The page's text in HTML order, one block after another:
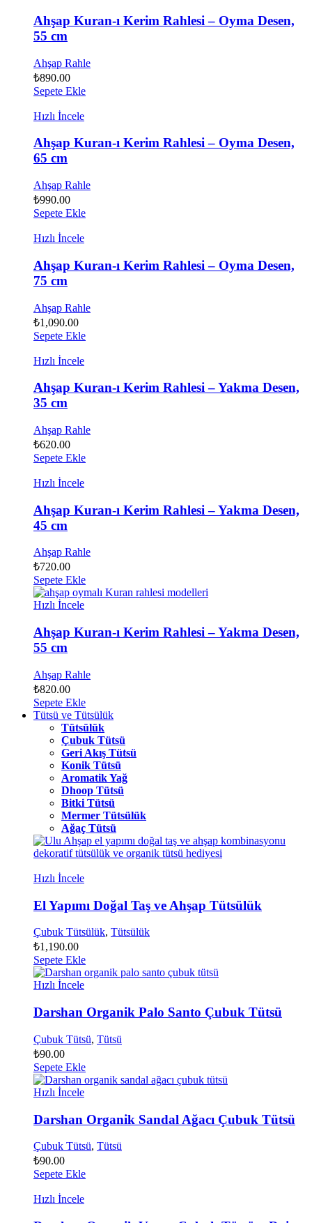
Ahşap Kuran-ı Kerim Rahlesi – Oyma Desen,
55 cm
Ahşap Rahle
₺890.00
Sepete Ekle
Hızlı İncele
Ahşap Kuran-ı Kerim Rahlesi – Oyma Desen,
65 cm
Ahşap Rahle
₺990.00
Sepete Ekle
Hızlı İncele
Ahşap Kuran-ı Kerim Rahlesi – Oyma Desen,
75 cm
Ahşap Rahle
₺1,090.00
Sepete Ekle
Hızlı İncele
Ahşap Kuran-ı Kerim Rahlesi – Yakma Desen,
35 cm
Ahşap Rahle
₺620.00
Sepete Ekle
Hızlı İncele
Ahşap Kuran-ı Kerim Rahlesi – Yakma Desen,
45 cm
Ahşap Rahle
₺720.00
Sepete Ekle
Hızlı İncele
Ahşap Kuran-ı Kerim Rahlesi – Yakma Desen,
55 cm
Ahşap Rahle
₺820.00
Sepete Ekle
Tütsü ve Tütsülük
Tütsülük
Çubuk Tütsü
Geri Akış Tütsü
Konik Tütsü
Aromatik Yağ
Dhoop Tütsü
Bitki Tütsü
Mermer Tütsülük
Ağaç Tütsü
Hızlı İncele
El Yapımı Doğal Taş ve Ahşap Tütsülük
Çubuk Tütsülük, Tütsülük
₺1,190.00
Sepete Ekle
Hızlı İncele
Darshan Organik Palo Santo Çubuk Tütsü
Çubuk Tütsü, Tütsü
₺90.00
Sepete Ekle
Hızlı İncele
Darshan Organik Sandal Ağacı Çubuk Tütsü
Çubuk Tütsü, Tütsü
₺90.00
Sepete Ekle
Hızlı İncele